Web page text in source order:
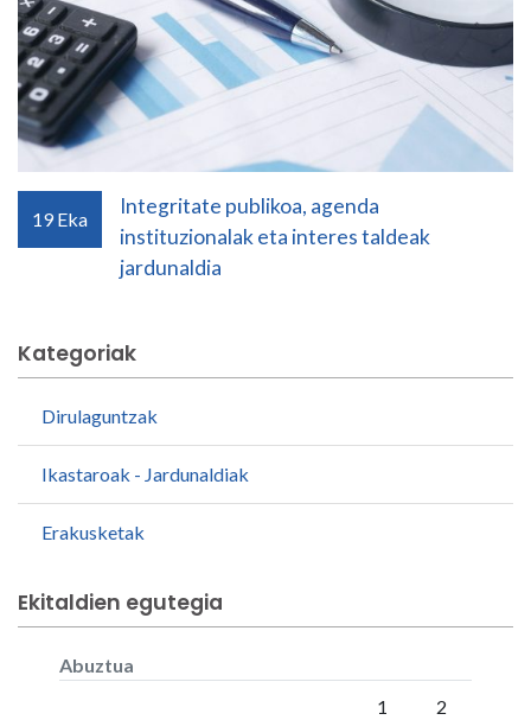
19 Eka
Integritate publikoa, agenda
instituzionalak eta interes taldeak
jardunaldia
Kategoriak
Dirulaguntzak
Ikastaroak - Jardunaldiak
Erakusketak
Ekitaldien egutegia
Abuztua
1 2